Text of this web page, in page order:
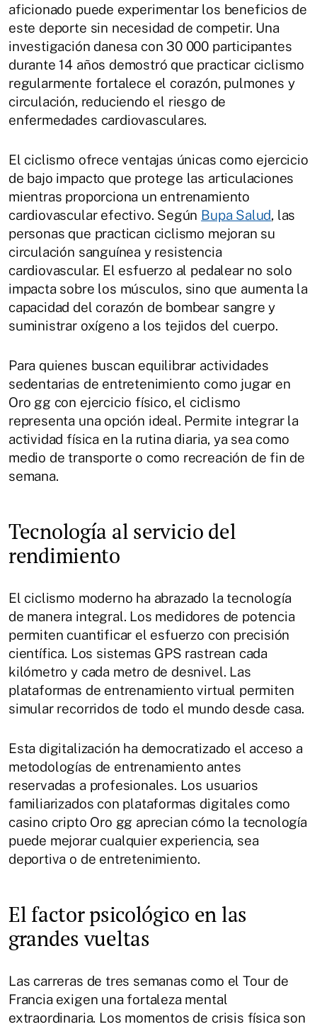
aficionado puede experimentar los beneficios de
este deporte sin necesidad de competir. Una
investigación danesa con 30 000 participantes
durante 14 años demostró que practicar ciclismo
regularmente fortalece el corazón, pulmones y
circulación, reduciendo el riesgo de
enfermedades cardiovasculares.
El ciclismo ofrece ventajas únicas como ejercicio
de bajo impacto que protege las articulaciones
mientras proporciona un entrenamiento
cardiovascular efectivo. Según Bupa Salud, las
personas que practican ciclismo mejoran su
circulación sanguínea y resistencia
cardiovascular. El esfuerzo al pedalear no solo
impacta sobre los músculos, sino que aumenta la
capacidad del corazón de bombear sangre y
suministrar oxígeno a los tejidos del cuerpo.
Para quienes buscan equilibrar actividades
sedentarias de entretenimiento como jugar en
Oro gg con ejercicio físico, el ciclismo
representa una opción ideal. Permite integrar la
actividad física en la rutina diaria, ya sea como
medio de transporte o como recreación de fin de
semana.
Tecnología al servicio del
rendimiento
El ciclismo moderno ha abrazado la tecnología
de manera integral. Los medidores de potencia
permiten cuantificar el esfuerzo con precisión
científica. Los sistemas GPS rastrean cada
kilómetro y cada metro de desnivel. Las
plataformas de entrenamiento virtual permiten
simular recorridos de todo el mundo desde casa.
Esta digitalización ha democratizado el acceso a
metodologías de entrenamiento antes
reservadas a profesionales. Los usuarios
familiarizados con plataformas digitales como
casino cripto Oro gg aprecian cómo la tecnología
puede mejorar cualquier experiencia, sea
deportiva o de entretenimiento.
El factor psicológico en las
grandes vueltas
Las carreras de tres semanas como el Tour de
Francia exigen una fortaleza mental
extraordinaria. Los momentos de crisis física son